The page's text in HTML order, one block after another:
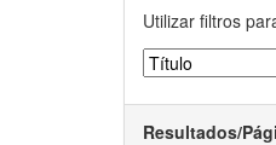
Utilizar filtros
Resultados/